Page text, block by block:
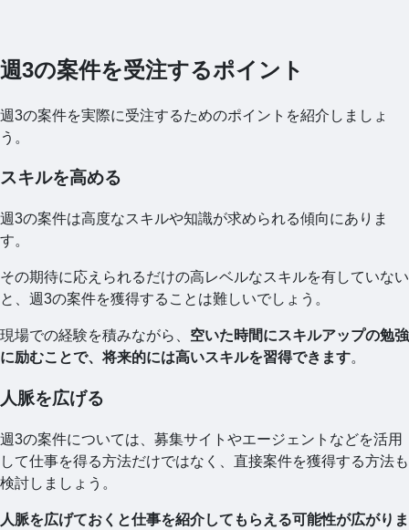
週3の案件を受注するポイント
週3の案件を実際に受注するためのポイントを紹介しましょ
う。
スキルを高める
週3の案件は高度なスキルや知識が求められる傾向にありま
す。
その期待に応えられるだけの高レベルなスキルを有していない
と、週3の案件を獲得することは難しいでしょう。
現場での経験を積みながら、 空いた時間にスキルアップの勉強
に励むことで、将来的には高いスキルを習得できます。
人脈を広げる
週3の案件については、募集サイトやエージェントなどを活用
して仕事を得る方法だけではなく、直接案件を獲得する方法も
検討しましょう。
人脈を広げておくと仕事を紹介してもらえる可能性が広がりま